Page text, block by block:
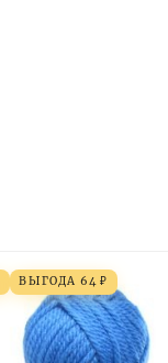
ВЫГОДА 64 ₽